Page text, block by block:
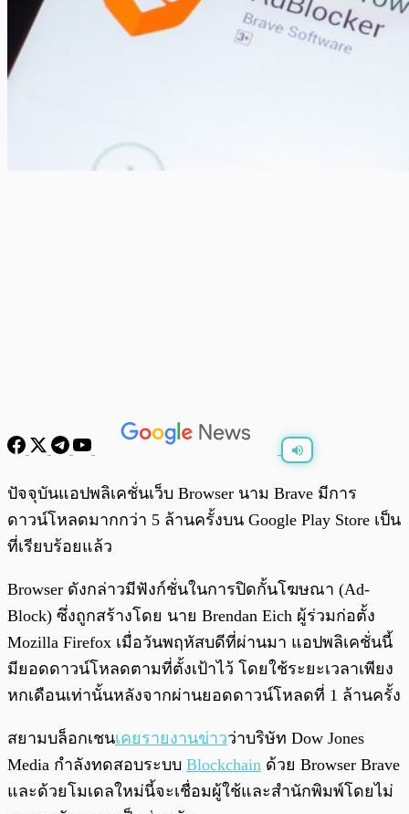
พร้อมเล่น 0:00
ปัจจุบันแอปพลิเคชั่นเว็บ Browser นาม Brave มีการ
ดาวน์โหลดมากกว่า 5 ล้านครั้งบน Google Play Store เป็น
ที่เรียบร้อยแล้ว
Browser ดังกล่าวมีฟังก์ชั่นในการปิดกั้นโฆษณา (Ad-
Block) ซึ่งถูกสร้างโดย นาย Brendan Eich ผู้ร่วมก่อตั้ง
Mozilla Firefox เมื่อวันพฤหัสบดีที่ผ่านมา แอปพลิเคชั่นนี้
มียอดดาวน์โหลดตามที่ตั้งเป้าไว้ โดยใช้ระยะเวลาเพียง
หกเดือนเท่านั้นหลังจากผ่านยอดดาวน์โหลดที่ 1 ล้านครั้ง
สยามบล็อกเชนเคยรายงานข่าวว่าบริษัท Dow Jones
Media กำลังทดสอบระบบ Blockchain ด้วย Browser Brave
และด้วยโมเดลใหม่นี้จะเชื่อมผู้ใช้และสำนักพิมพ์โดยไม่